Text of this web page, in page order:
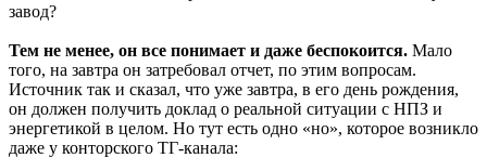
завод?
Тем не менее, он все понимает и даже беспокоится. Мало
того, на завтра он затребовал отчет, по этим вопросам.
Источник так и сказал, что уже завтра, в его день рождения,
он должен получить доклад о реальной ситуации с НПЗ и
энергетикой в целом. Но тут есть одно «но», которое возникло
даже у конторского ТГ-канала: